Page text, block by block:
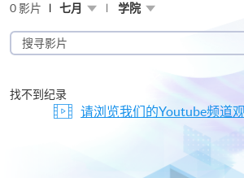
0 影片 七月 学院
搜
寻
片
找不到纪录
请浏览我们的Youtube频道